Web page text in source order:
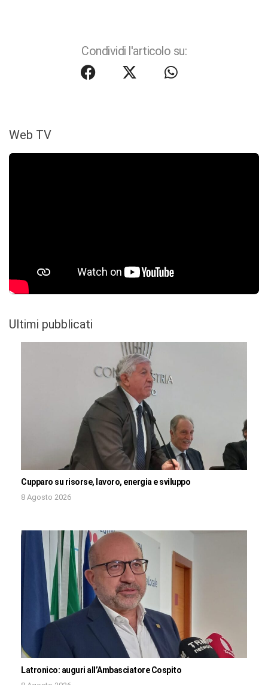
Condividi l'articolo su:
Web TV
Ultimi pubblicati
Cupparo su risorse, lavoro, energia e sviluppo
8 Agosto 2026
Latronico: auguri all’Ambasciatore Cospito